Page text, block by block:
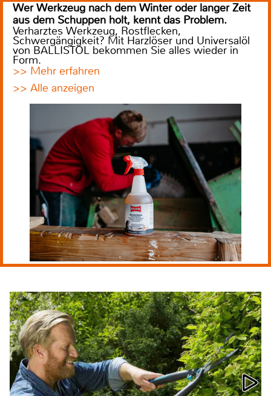
Wer Werkzeug nach dem Winter oder langer Zeit
aus dem Schuppen holt, kennt das Problem.
Verharztes Werkzeug, Rostflecken,
Schwergängigkeit? Mit Harzlöser und Universalöl
von BALLISTOL bekommen Sie alles wieder in
Form.
>> Mehr erfahren
>> Alle anzeigen